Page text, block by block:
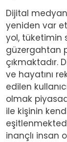
Dijital
yeniden var
yol, tüketimin
güzergahtan
çıkmaktadır.
ve hayatını
edilen
olmak
ile kişinin
inançlı insan